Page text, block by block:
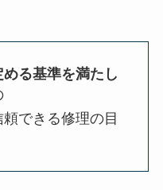
る基準を満たし
できる修理の目